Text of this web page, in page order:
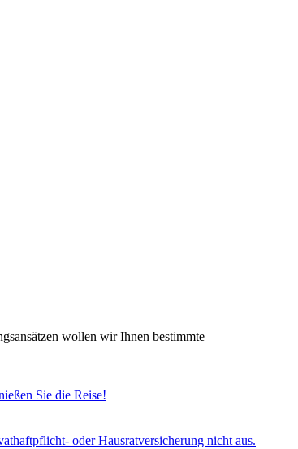
wollen wir Ihnen bestimmte
Sie die Reise!
oder Hausratversicherung nicht aus.